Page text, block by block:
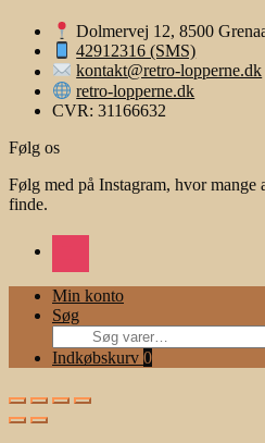
Dolmervej 12, 8500
42912316 (SMS)
kontakt@retro-lopperne.dk
retro-lopperne.dk
CVR: 31166632
Følg os
Følg med på Instagram, hvor
finde.
instagram
Min konto
Søg
efter:
Indkøbskurv 0